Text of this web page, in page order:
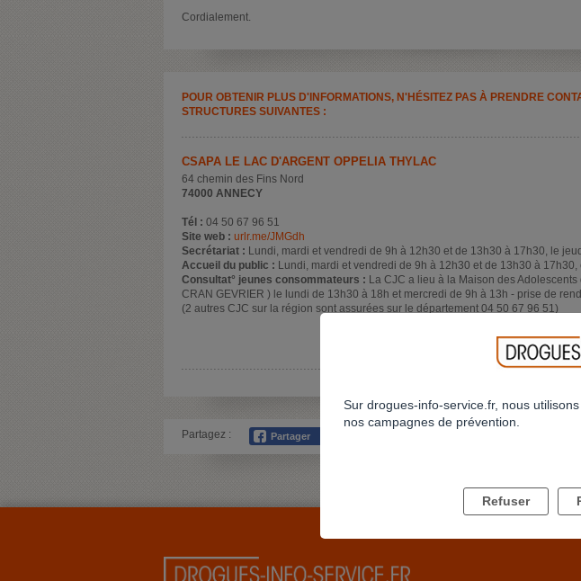
Cordialement.
POUR OBTENIR PLUS D'INFORMATIONS, N'HÉSITEZ PAS À PRENDRE
STRUCTURES SUIVANTES :
CSAPA LE LAC D'ARGENT OPPELIA THYLAC
64 chemin des Fins Nord
74000 ANNECY
Tél : 04 50 67 96 51
Site web : urlr.me/JMGdh
Secrétariat : Lundi, mardi et vendredi de 9h à 12h30 et de 13h30 à 17h30, le
Accueil du public : Lundi, mardi et vendredi de 9h à 12h30 et de 13h30 à
Consultat° jeunes consommateurs : La CJC a lieu à la Maison des
CRAN GEVRIER ) le lundi de 13h30 à 18h et mercredi de 9h à 13h - prise de
(2 autres CJC sur la région sont assurées sur le département 04 50 67 96 51)
Partagez :
Sur drogues-info-service.fr, nous
nos campagnes de prévention.
Refuser